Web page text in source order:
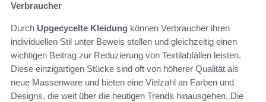
Verbraucher
Durch Upgecycelte Kleidung können Verbraucher ihren
individuellen Stil unter Beweis stellen und gleichzeitig einen
wichtigen Beitrag zur Reduzierung von Textilabfällen leisten.
Diese einzigartigen Stücke sind oft von höherer Qualität als
neue Massenware und bieten eine Vielzahl an Farben und
Designs, die weit über die heutigen Trends hinausgehen. Die